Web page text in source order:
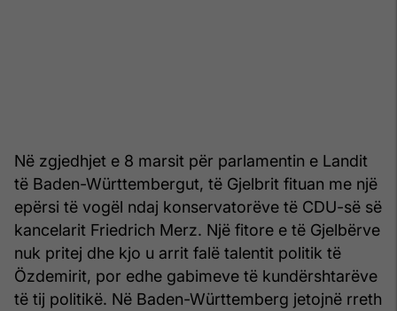
Në zgjedhjet e 8 marsit për parlamentin e Landit
të Baden-Württembergut, të Gjelbrit fituan me një
epërsi të vogël ndaj konservatorëve të CDU-së së
kancelarit Friedrich Merz. Një fitore e të Gjelbërve
nuk pritej dhe kjo u arrit falë talentit politik të
Özdemirit, por edhe gabimeve të kundërshtarëve
të tij politikë. Në Baden-Württemberg jetojnë rreth